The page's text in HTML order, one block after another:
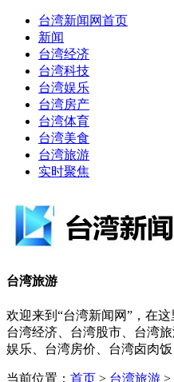
台湾新闻网首页
新闻
台湾经济
台湾科技
台湾娱乐
台湾房产
台湾体育
台湾美食
台湾旅游
实时聚焦
台湾旅游
欢迎来到“台湾新闻网”，在
台湾经济、台湾股市、台湾
娱乐、台湾房价、台湾卤肉
当前位置： 首页 > 台湾旅游 >